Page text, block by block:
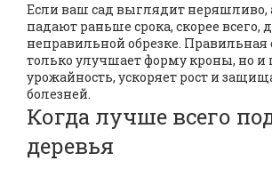
Если ваш сад выглядит неряшливо,
падают раньше срока, скорее всего,
неправильной обрезке. Правильная
только улучшает форму кроны, но
урожайность, ускоряет рост и
болезней.
Когда лучше всего
деревья